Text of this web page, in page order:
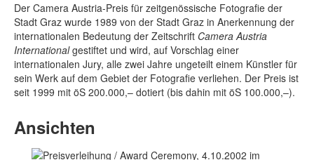
Der Camera Austria-Preis für zeitgenössische Fotografie der
Stadt Graz wurde 1989 von der Stadt Graz in Anerkennung der
internationalen Bedeutung der Zeitschrift Camera Austria
Internationalgestiftet und wird, auf Vorschlag einer
internationalen Jury, alle zwei Jahre ungeteilt einem Künstler für
sein Werk auf dem Gebiet der Fotografie verliehen. Der Preis ist
seit 1999 mit öS 200.000,– dotiert (bis dahin mit öS 100.000,–).
Ansichten